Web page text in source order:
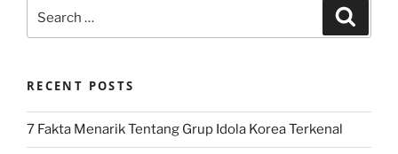
for:
RECENT POSTS
7 Fakta Menarik Tentang Grup Idola Korea Terkenal